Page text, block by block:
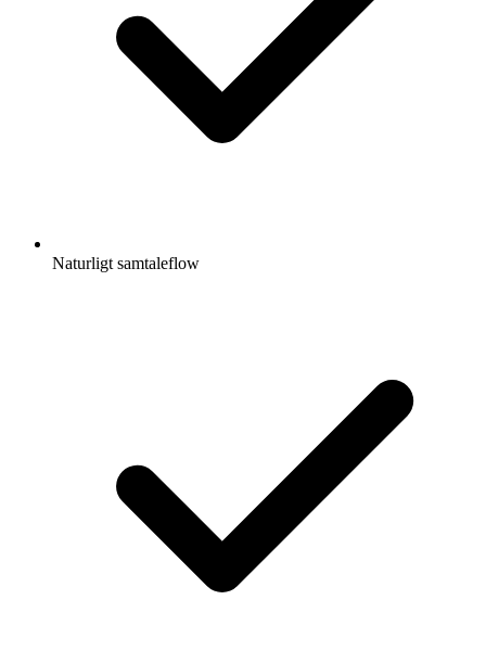
Naturligt samtaleflow